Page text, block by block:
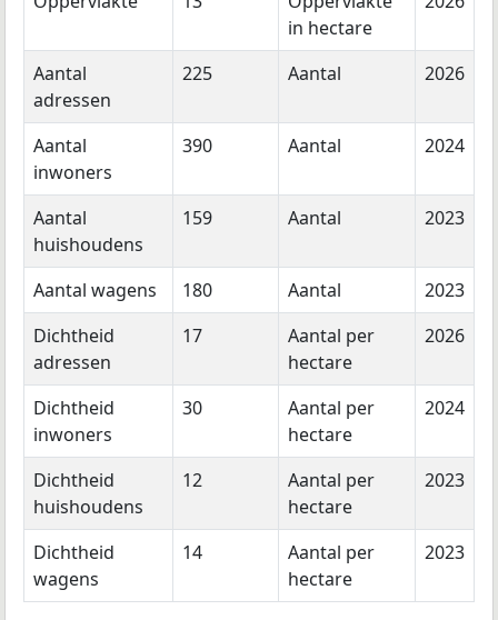
in hectare
Aantal
adressen
225 Aantal 2026
Aantal
inwoners
390 Aantal 2024
Aantal
huishoudens
159 Aantal 2023
Aantal wagens 180 Aantal
2023
Dichtheid
adressen
17
Aantal per
hectare
2026
Dichtheid
inwoners
30
Aantal per
hectare
2024
Dichtheid
huishoudens
12
Aantal per
hectare
2023
Dichtheid
wagens
14
Aantal per
hectare
2023